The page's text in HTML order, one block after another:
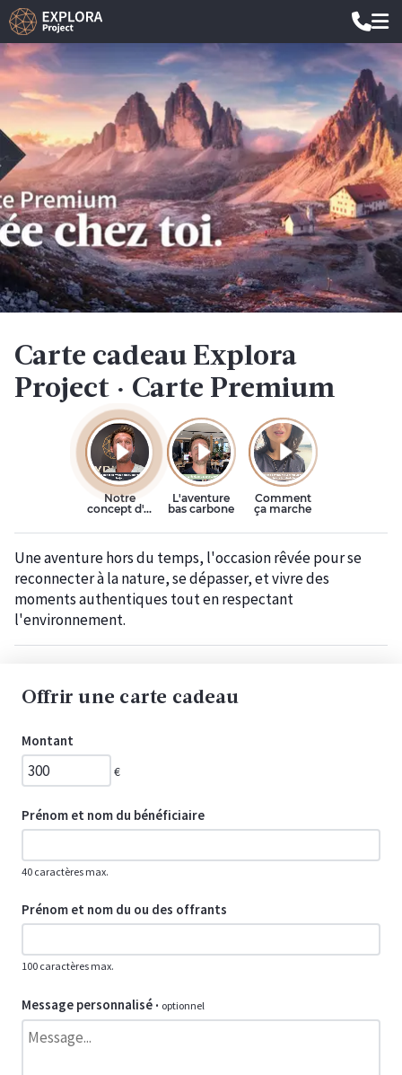
Carte cadeau Explora
Project · Carte Premium
Une aventure hors du temps, l'occasion rêvée pour se
reconnecter à la nature, se dépasser, et vivre des
moments authentiques tout en respectant
l'environnement.
Offrir une carte cadeau
Montant
€
Prénom et nom du bénéficiaire
40 caractères max.
Prénom et nom du ou des offrants
100 caractères max.
Message personnalisé · optionnel